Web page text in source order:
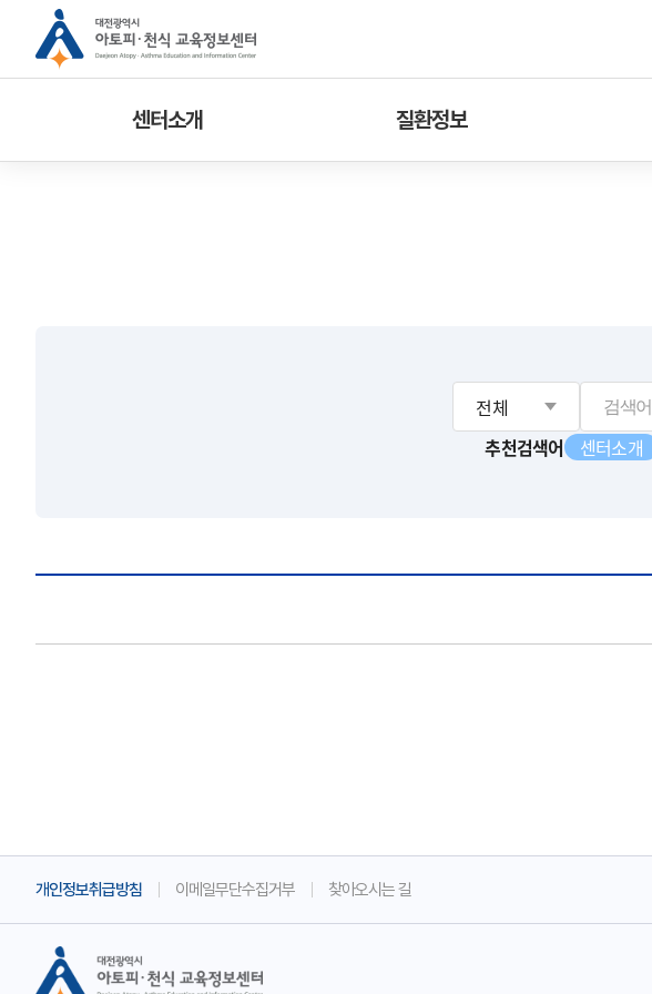
센터소개 질환정보
추천검색어
센터소개
개인정보취급방침 이메일무단수집거부 찾아오시는 길